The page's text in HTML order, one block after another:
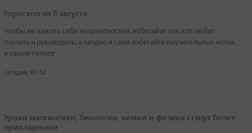
Гороскоп на 8 августа
Чтобы не нажить себе неприятностей, избегайте тех, кто любит
поучать и руководить, а заодно и сами избегайте поучительных ноток
в своем голосе
сегодня, 07:32
Уроки математики, биологии, химии и физики станут более
прикладными